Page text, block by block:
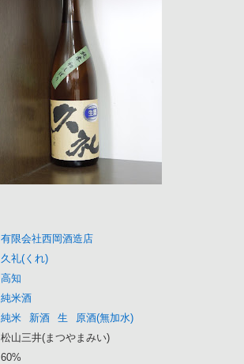
有限会社西岡酒造店
久礼(くれ)
高知
純米酒
純米 新酒 生
原酒(無加水)
松山三井(まつやまみい)
60%